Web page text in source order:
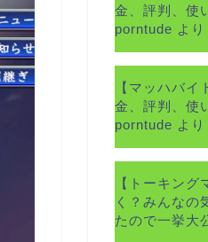
金、評判、使
porntude より
【マッハバ
金、評判、使
porntude より
【トーキン
く？みんなの
たので一挙大